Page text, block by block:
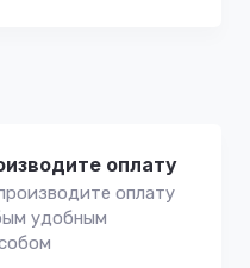
оплату
оплату
удобным